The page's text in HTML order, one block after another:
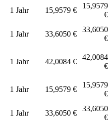
1 Jahr 15,9579 €
15,9579
€
1 Jahr 33,6050 €
33,6050
€
1 Jahr 42,0084 €
42,0084
€
1 Jahr 15,9579 €
15,9579
€
1 Jahr 33,6050 €
33,6050
€